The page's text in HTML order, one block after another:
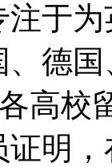
于为
德
高
明